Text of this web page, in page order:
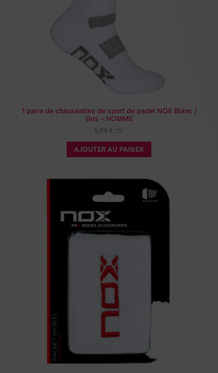
1 paire de chaussettes de sport de padel NOX Blanc /
Gris – HOMME
5,99 € TTC
AJOUTER AU PANIER